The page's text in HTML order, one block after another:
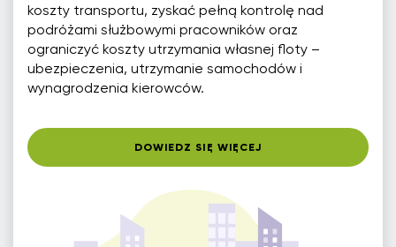
koszty transportu, zyskać pełną kontrolę nad
podróżami służbowymi pracowników oraz
ograniczyć koszty utrzymania własnej floty –
ubezpieczenia, utrzymanie samochodów i
wynagrodzenia kierowców.
DOWIEDZ SIĘ WIĘCEJ